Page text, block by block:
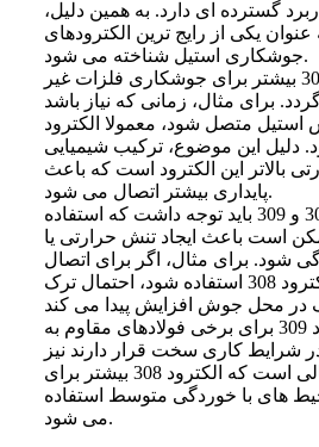
گسترده ای دارد. به همین دلیل،
308 به عنوان یکی از رایج ترین الکترودهای
جوشکاری استیل شناخته می شود.
در مقابل، الکترود 309 بیشتر برای جوشکاری فلزات غیر
برای مثال، زمانی که نیاز باشد
استیل متصل شود، معمولا الکترود
دلیل این موضوع، ترکیب شیمیایی
بالاتر این الکترود است که باعث
پایداری بیشتر اتصال می شود.
در مقایسه الکترود 308 و 309 باید توجه داشت که استفاده
است باعث ایجاد تنش حرارتی یا
شود. برای مثال، اگر برای اتصال
فولاد به استیل از الکترود 308 استفاده شود، احتمال ترک
همچنین، الکترود 309 برای برخی فولادهای مقاوم به
شرایط کاری سخت قرار دارند نیز
کاربرد دارد. این در حالی است که الکترود 308 بیشتر برای
های با خوردگی متوسط استفاده
می شود.